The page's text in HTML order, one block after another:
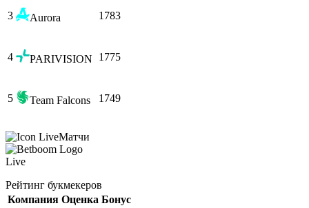
3 Aurora 1783
4 PARIVISION 1775
5 Team Falcons 1749
Матчи
Live
Рейтинг букмекеров
Компания Оценка Бонус